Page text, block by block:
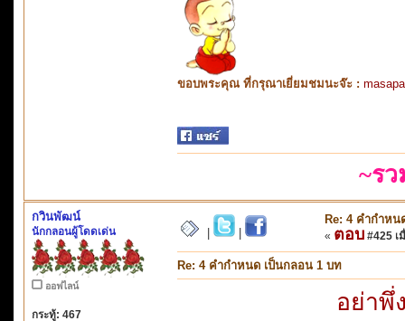
ขอบพระคุณ ที่กรุณาเยี่ยมชมนะจ๊ะ :
~ร
กวินพัฒน์
นักกลอนผู้โดดเด่น
ออฟไลน์
กระทู้: 467
Re: 4 คำกำห
« ตอบ #425 เ
Re: 4 คำกำหนด เป็นกลอน 1 บท
อย่าพึ่